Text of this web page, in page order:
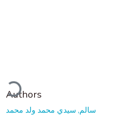
Authors
سالم, سيدي محمد ولد محمد